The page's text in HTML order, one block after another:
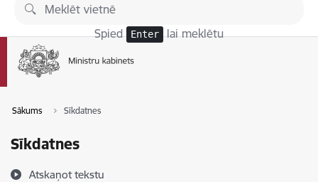
Pāriet uz lapas saturu
Spied Enter lai meklētu
Sākums Sīkdatnes
Sīkdatnes
Atskaņot tekstu